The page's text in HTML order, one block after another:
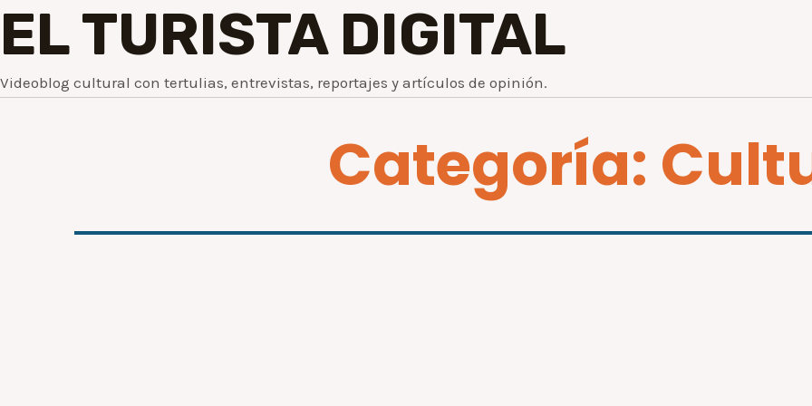
EL TURISTA DIGITAL
Videoblog cultural con tertulias, entrevistas, reportajes y artículos de opinión.
Categoría: